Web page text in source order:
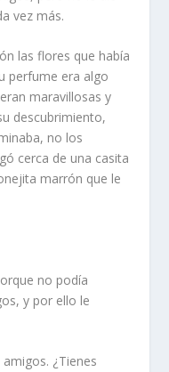
vez más.
las flores que había
perfume era algo
maravillosas y
descubrimiento,
no los
cerca de una casita
marrón que le
no podía
y por ello le
¿Tienes